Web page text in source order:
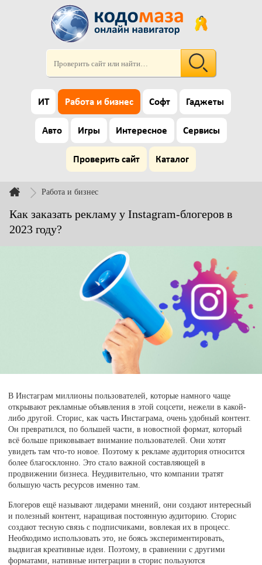
ИТ Работа и бизнес Софт Гаджеты
Авто Игры Интересное Сервисы
Проверить сайт Каталог
Работа и бизнес
Как заказать рекламу у Instagram-блогеров в
2023 году?
В Инстаграм миллионы пользователей, которые намного чаще
открывают рекламные объявления в этой соцсети, нежели в какой-
либо другой. Сторис, как часть Инстаграма, очень удобный контент.
Он превратился, по большей части, в новостной формат, который
всё больше приковывает внимание пользователей. Они хотят
увидеть там что-то новое. Поэтому к рекламе аудитория относится
более благосклонно. Это стало важной составляющей в
продвижении бизнеса. Неудивительно, что компании тратят
большую часть ресурсов именно там.
Блогеров ещё называют лидерами мнений, они создают интересный
и полезный контент, наращивая постоянную аудиторию. Сторис
создают тесную связь с подписчиками, вовлекая их в процесс.
Необходимо использовать это, не боясь экспериментировать,
выдвигая креативные идеи. Поэтому, в сравнении с другими
форматами, нативные интеграции в сторис пользуются